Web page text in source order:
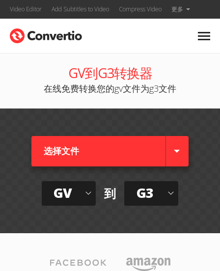
Video Editor Add Subtitles to Video Compress Video 更多
GV到G3转换器
在线免费转换您的gv文件为g3文件
选择文件
GV 到 G3